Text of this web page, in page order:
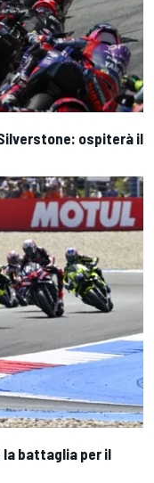
ospiterà il
la battaglia per il